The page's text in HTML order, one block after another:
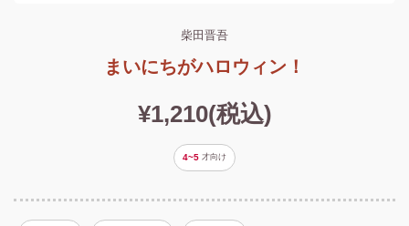
柴田晋吾
まいにちがハロウィン！
¥1,210(税込)
4~5 才向け